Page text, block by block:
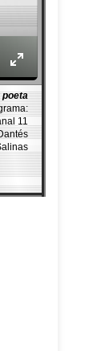
poeta
11